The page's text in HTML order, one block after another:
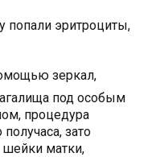
попали эритроциты,
зеркал,
под особым
процедура
зато
матки,